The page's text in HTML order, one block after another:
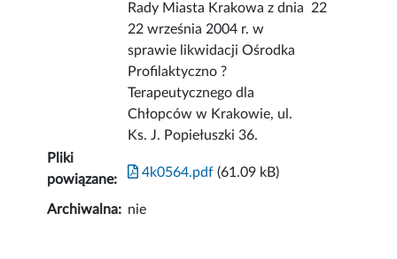
Rady Miasta Krakowa z dnia
22 września 2004 r. w
sprawie likwidacji Ośrodka
Profilaktyczno ?
Terapeutycznego dla
Chłopców w Krakowie, ul.
Ks. J. Popiełuszki 36.
22
Pliki
powiązane:
4k0564.pdf (61.09 kB)
Archiwalna: nie